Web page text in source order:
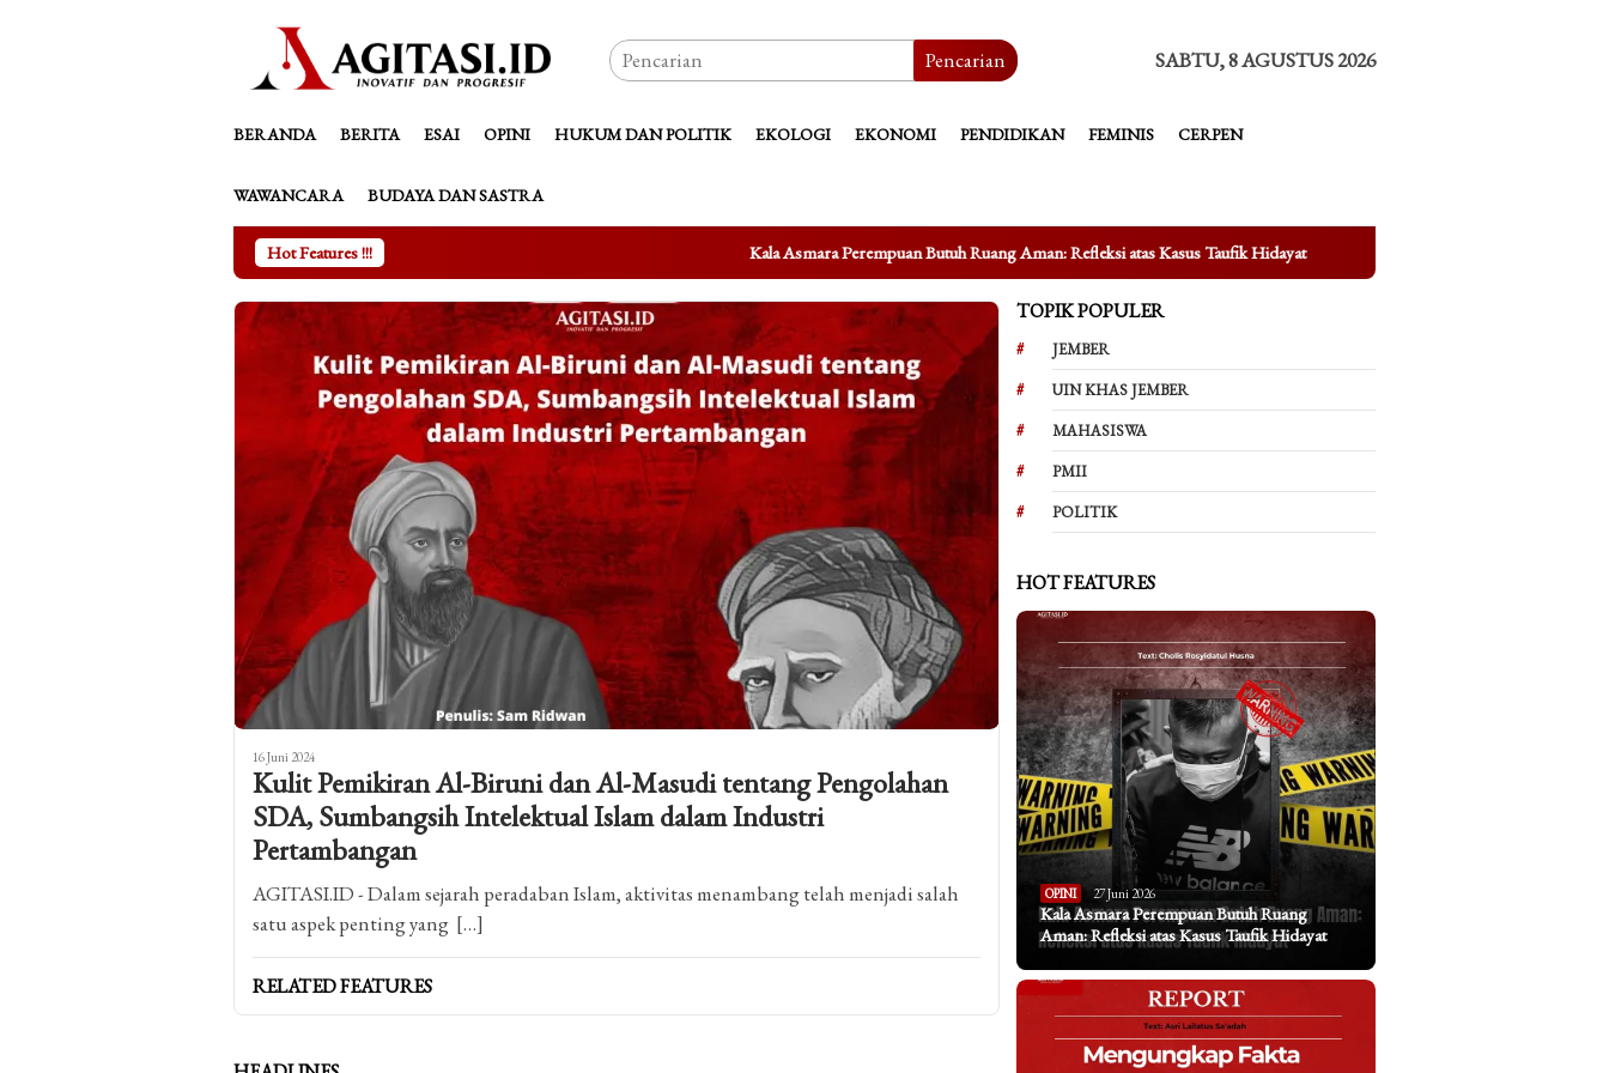
Pencarian SABTU, 8 AGUSTUS 2026
BERANDA BERITA ESAI OPINI HUKUM DAN POLITIK EKOLOGI EKONOMI PENDIDIKAN FEMINIS CERPEN
WAWANCARA BUDAYA DAN SASTRA
Hot Features !!! Kala Asmara Perempuan Butuh Ruang Aman: Refleksi atas Kasus Taufik Hidayat Mengungkap Fakta di Balik Bertenggernya UMKM di
16 Juni 2024
Kulit Pemikiran Al-Biruni dan Al-Masudi tentang Pengolahan
SDA, Sumbangsih Intelektual Islam dalam Industri
Pertambangan
AGITASI.ID - Dalam sejarah peradaban Islam, aktivitas menambang telah menjadi salah
satu aspek penting yang […]
RELATED FEATURES
TOPIK POPULER
JEMBER
UIN KHAS JEMBER
MAHASISWA
PMII
POLITIK
HOT FEATURES
OPINI 27 Juni 2026
Kala Asmara Perempuan Butuh Ruang
Aman: Refleksi atas Kasus Taufik Hidayat